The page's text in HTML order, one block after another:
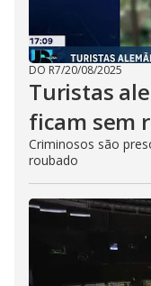
DO R7/20/08/2025
Turistas
ficam sem
Criminosos são
roubado